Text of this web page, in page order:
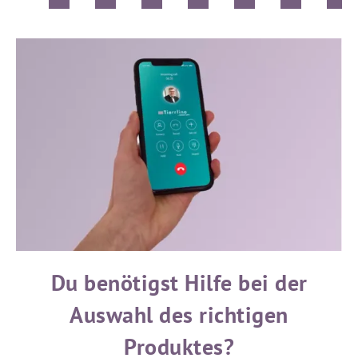
äch
Du benötigst Hilfe bei der
Auswahl des richtigen
Produktes?